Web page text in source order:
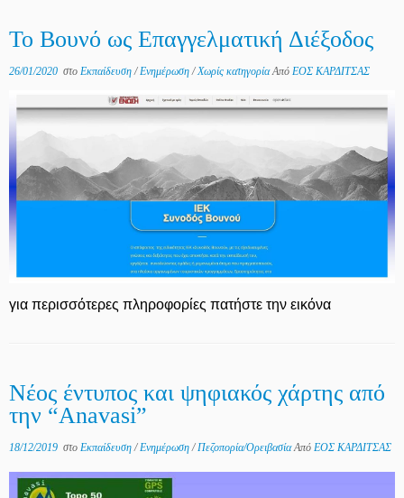
Το Βουνό ως Επαγγελματική Διέξοδος
26/01/2020 στο Εκπαίδευση/Ενημέρωση/Χωρίς κατηγορίαΑπό ΕΟΣ ΚΑΡΔΙΤΣΑΣ
για περισσότερες πληροφορίες πατήστε την εικόνα
Νέος έντυπος και ψηφιακός χάρτης από
την “Anavasi”
18/12/2019 στο Εκπαίδευση/Ενημέρωση/Πεζοπορία/ΟρειβασίαΑπό ΕΟΣ ΚΑΡΔΙΤΣΑΣ